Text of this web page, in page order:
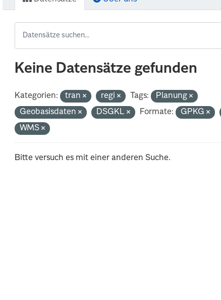
Keine Datensätze gefunden
Kategorien: tran regi Tags:
Planung
Geobasisdaten
DSGKL Formate: GPKG
WMS
Bitte versuch es mit einer anderen Suche.